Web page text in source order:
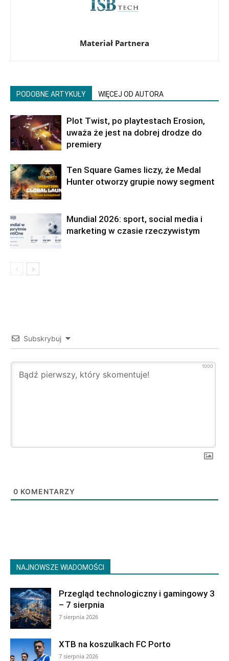
Materiał Partnera
PODOBNE ARTYKUŁY WIĘCEJ OD AUTORA
Plot Twist, po playtestach Erosion,
uważa że jest na dobrej drodze do
premiery
Ten Square Games liczy, że Medal
Hunter otworzy grupie nowy segment
Mundial 2026: sport, social media i
marketing w czasie rzeczywistym
Subskrybuj
1000
0 KOMENTARZY
NAJNOWSZE WIADOMOŚCI
Przegląd technologiczny i gamingowy 3
– 7 sierpnia
7 sierpnia 2026
XTB na koszulkach FC Porto
7 sierpnia 2026